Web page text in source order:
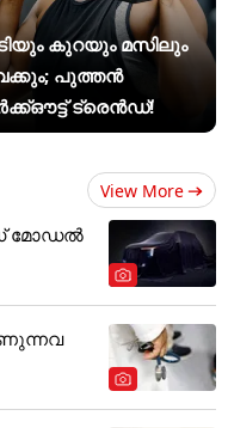
കുറയും മസിലും
പുത്തൻ
ട്രെൻഡ്!
View More
മോഡൽ